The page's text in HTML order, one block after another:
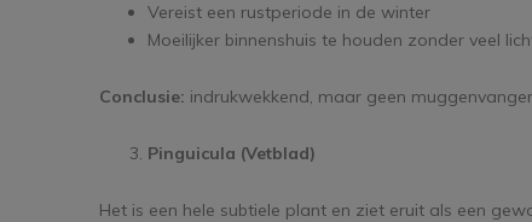
Vereist een rustperiode in de winter
Moeilijker binnenshuis te houden zonder veel
Conclusie: indrukwekkend, maar geen
Pinguicula (Vetblad)
Het is een hele subtiele plant en ziet eruit als een